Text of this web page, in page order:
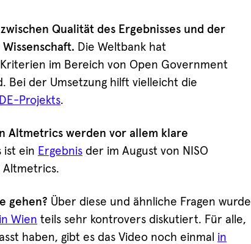
Qualität des Ergebnisses und der
Die Weltbank hat
im Bereich von Open Government
Bei der Umsetzung hilft vielleicht die
Projekts.
Altmetrics werden vor allem klare
ist ein Ergebnis der im August von NISO
Altmetrics.
gehen? Über diese und ähnliche Fragen wurde
Wien teils sehr kontrovers diskutiert. Für alle,
haben, gibt es das Video noch einmal in